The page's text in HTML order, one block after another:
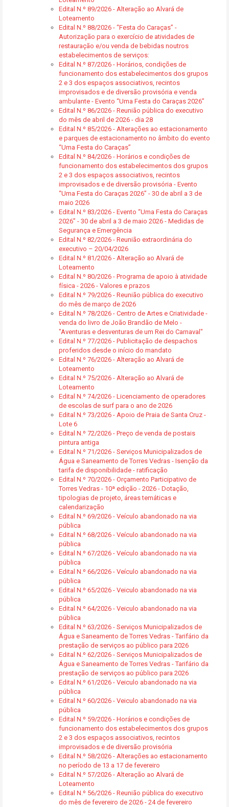
Edital N.º 89/2026 - Alteração ao Alvará de
Loteamento
Edital N.º 88/2026 - “Festa do Caraças” -
Autorização para o exercício de atividades de
restauração e/ou venda de bebidas noutros
estabelecimentos de serviços:
Edital N.º 87/2026 - Horários, condições de
funcionamento dos estabelecimentos dos grupos
2 e 3 dos espaços associativos, recintos
improvisados e de diversão provisória e venda
ambulante - Evento “Uma Festa do Caraças 2026”
Edital N.º 86/2026 - Reunião pública do executivo
do mês de abril de 2026 - dia 28
Edital N.º 85/2026 - Alterações ao estacionamento
e parques de estacionamento no âmbito do evento
“Uma Festa do Caraças”
Edital N.º 84/2026 - Horários e condições de
funcionamento dos estabelecimentos dos grupos
2 e 3 dos espaços associativos, recintos
improvisados e de diversão provisória - Evento
“Uma Festa do Caraças 2026” - 30 de abril a 3 de
maio 2026
Edital N.º 83/2026 - Evento “Uma Festa do Caraças
2026” - 30 de abril a 3 de maio 2026 - Medidas de
Segurança e Emergência
Edital N.º 82/2026 - Reunião extraordinária do
executivo – 20/04/2026
Edital N.º 81/2026 - Alteração ao Alvará de
Loteamento
Edital N.º 80/2026 - Programa de apoio à atividade
física - 2026 - Valores e prazos
Edital N.º 79/2026 - Reunião pública do executivo
do mês de março de 2026
Edital N.º 78/2026 - Centro de Artes e Criatividade -
venda do livro de João Brandão de Melo -
"Aventuras e desventuras de um Rei do Carnaval"
Edital N.º 77/2026 - Publicitação de despachos
proferidos desde o início do mandato
Edital N.º 76/2026 - Alteração ao Alvará de
Loteamento
Edital N.º 75/2026 - Alteração ao Alvará de
Loteamento
Edital N.º 74/2026 - Licenciamento de operadores
de escolas de surf para o ano de 2026
Edital N.º 73/2026 - Apoio de Praia de Santa Cruz -
Lote 6
Edital N.º 72/2026 - Preço de venda de postais
pintura antiga
Edital N.º 71/2026 - Serviços Municipalizados de
Água e Saneamento de Torres Vedras - Isenção da
tarifa de disponibilidade - ratificação
Edital N.º 70/2026 - Orçamento Participativo de
Torres Vedras - 10ª edição - 2026 - Dotação,
tipologias de projeto, áreas temáticas e
calendarização
Edital N.º 69/2026 - Veículo abandonado na via
pública
Edital N.º 68/2026 - Veículo abandonado na via
pública
Edital N.º 67/2026 - Veículo abandonado na via
pública
Edital N.º 66/2026 - Veículo abandonado na via
pública
Edital N.º 65/2026 - Veiculo abandonado na via
pública
Edital N.º 64/2026 - Veiculo abandonado na via
pública
Edital N.º 63/2026 - Serviços Municipalizados de
Água e Saneamento de Torres Vedras - Tarifário da
prestação de serviços ao público para 2026
Edital N.º 62/2026 - Serviços Municipalizados de
Água e Saneamento de Torres Vedras - Tarifário da
prestação de serviços ao público para 2026
Edital N.º 61/2026 - Veiculo abandonado na via
pública
Edital N.º 60/2026 - Veiculo abandonado na via
pública
Edital N.º 59/2026 - Horários e condições de
funcionamento dos estabelecimentos dos grupos
2 e 3 dos espaços associativos, recintos
improvisados e de diversão provisória
Edital N.º 58/2026 - Alterações ao estacionamento
no período de 13 a 17 de fevereiro
Edital N.º 57/2026 - Alteração ao Alvará de
Loteamento
Edital N.º 56/2026 - Reunião pública do executivo
do mês de fevereiro de 2026 - 24 de fevereiro